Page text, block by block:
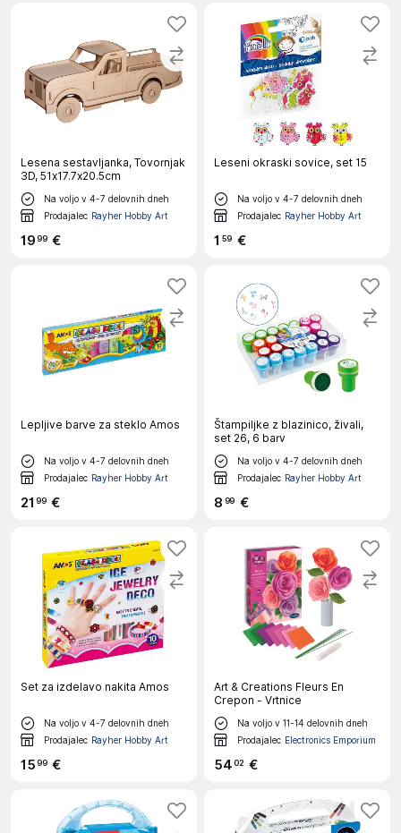
Lesena sestavljanka, Tovornjak
3D, 51x17.7x20.5cm
Na voljo v 4-7 delovnih dneh
Prodajalec Rayher Hobby Art
1999 €
Leseni okraski sovice, set 15
Na voljo v 4-7 delovnih dneh
Prodajalec Rayher Hobby Art
1 59 €
Lepljive barve za steklo Amos
Na voljo v 4-7 delovnih dneh
Prodajalec Rayher Hobby Art
21 99 €
Štampiljke z blazinico, živali,
set 26, 6 barv
Na voljo v 4-7 delovnih dneh
Prodajalec Rayher Hobby Art
8 99 €
Set za izdelavo nakita Amos
Na voljo v 4-7 delovnih dneh
Prodajalec Rayher Hobby Art
1599 €
Art & Creations Fleurs En
Crepon - Vrtnice
Na voljo v 11-14 delovnih dneh
Prodajalec Electronics Emporium
5402 €